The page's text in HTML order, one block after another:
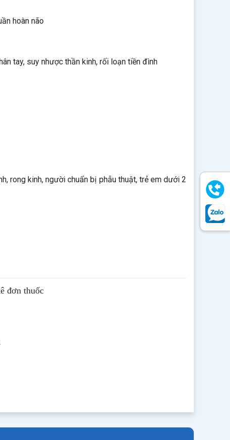
hoàn não
tay, suy nhược thần kinh, rối loạn tiền đình
rong kinh, người chuẩn bị phẫu thuật, trẻ em dưới 2
đơn thuốc